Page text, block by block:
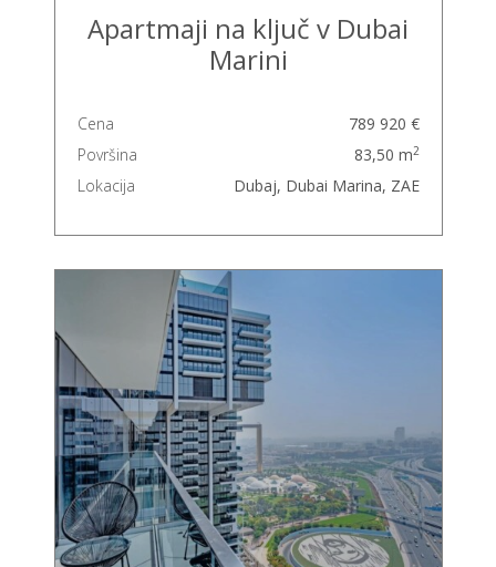
Apartmaji na ključ v Dubai
Marini
Cena
789 920 €
Površina
83,50 m2
Lokacija Dubaj, Dubai Marina, ZAE